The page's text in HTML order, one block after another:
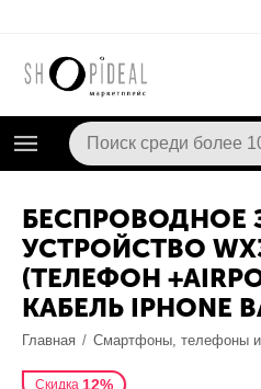
БЕСПРОВОДНОЕ
УСТРОЙСТВО
(ТЕЛЕФОН
КАБЕЛЬ IPHONE
Главная / Смартфоны, телефоны
Скидка 12%